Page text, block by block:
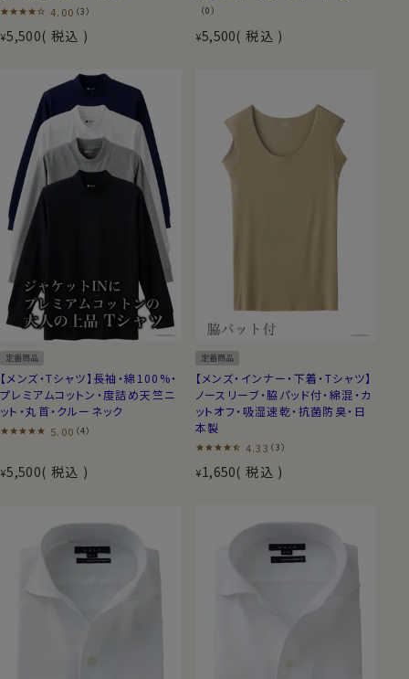
4.00 （3）
¥5,500 税込
（0）
¥5,500 税込
定番商品
【メンズ・Tシャツ】長袖・綿100%・
プレミアムコットン・度詰め天竺ニ
ット・丸首・クルーネック
5.00 （4）
¥5,500 税込
定番商品
【メンズ・インナー・下着・Tシャツ】
ノースリーブ・脇パッド付・綿混・カ
ットオフ・吸湿速乾・抗菌防臭・日
本製
4.33 （3）
¥1,650 税込